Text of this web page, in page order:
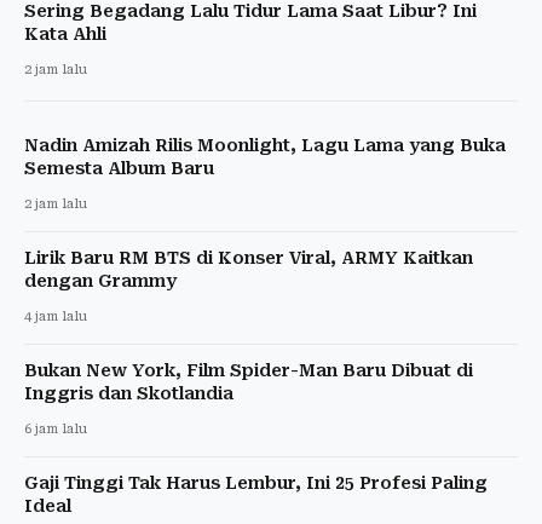
Sering Begadang Lalu Tidur Lama Saat Libur? Ini
Kata Ahli
2 jam lalu
Nadin Amizah Rilis Moonlight, Lagu Lama yang Buka
Semesta Album Baru
2 jam lalu
Lirik Baru RM BTS di Konser Viral, ARMY Kaitkan
dengan Grammy
4 jam lalu
Bukan New York, Film Spider-Man Baru Dibuat di
Inggris dan Skotlandia
6 jam lalu
Gaji Tinggi Tak Harus Lembur, Ini 25 Profesi Paling
Ideal